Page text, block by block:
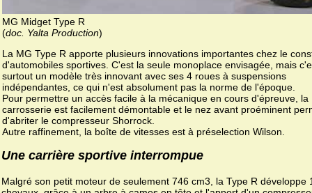
MG Midget Type R
(doc. Yalta Production)
La MG Type R apporte plusieurs innovations importantes chez le
d'automobiles sportives. C'est la seule monoplace envisagée, mais
surtout un modèle très innovant avec ses 4 roues à suspensions
indépendantes, ce qui n'est absolument pas la norme de l'époque.
Pour permettre un accès facile à la mécanique en cours d'épreuve, la
carrosserie est facilement démontable et le nez avant proéminent
d'abriter le compresseur Shorrock.
Autre raffinement, la boîte de vitesses est à préselection Wilson.
Une carrière sportive interrompue
Malgré son petit moteur de seulement 746 cm3, la Type R développe